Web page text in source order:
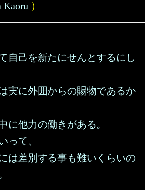
Kaoru ）
自己を新たにせんとするにし
実に外囲からの賜物であるか
に他力の働きがある。
って、
は差別する事も難いくらいの